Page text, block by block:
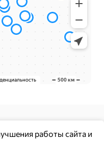
работы сайта и